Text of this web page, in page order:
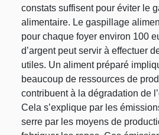
constats suffisent pour éviter le
alimentaire. Le gaspillage
pour chaque foyer environ 100
d’argent peut servir à effectuer
utiles. Un aliment préparé
beaucoup de ressources de
contribuent à la dégradation de
Cela s’explique par les
serre par les moyens de